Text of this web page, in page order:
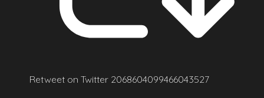
Retweet on Twitter 2068604099466043527